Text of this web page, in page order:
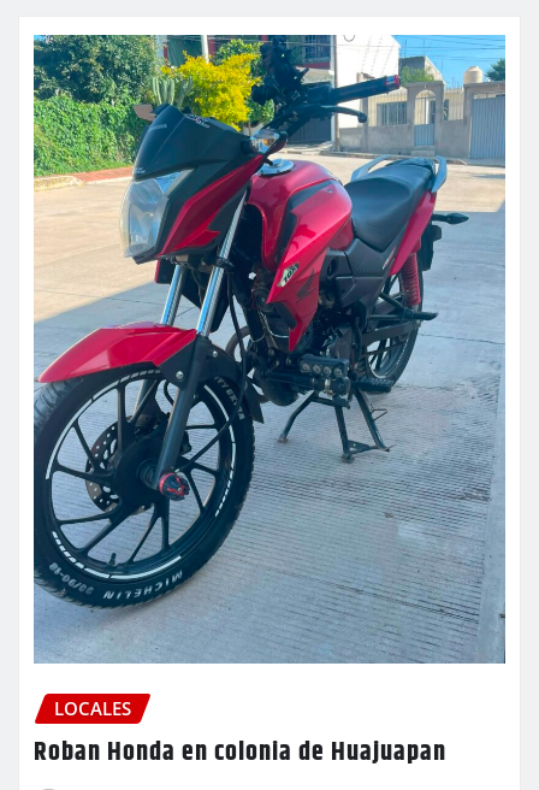
LOCALES
Roban Honda en colonia de Huajuapan